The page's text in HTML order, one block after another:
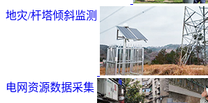
地灾/杆塔倾斜监测
电网资源数据采集